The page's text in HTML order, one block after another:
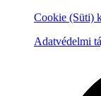
Cookie (Süti)
Adatvédelmi